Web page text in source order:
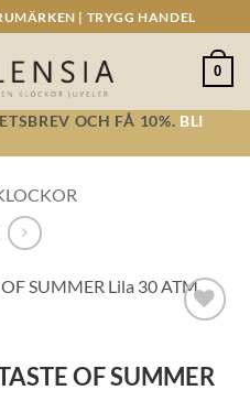
| TRYGG HANDEL
0
OCH FÅ 10%. BLI
OF SUMMER